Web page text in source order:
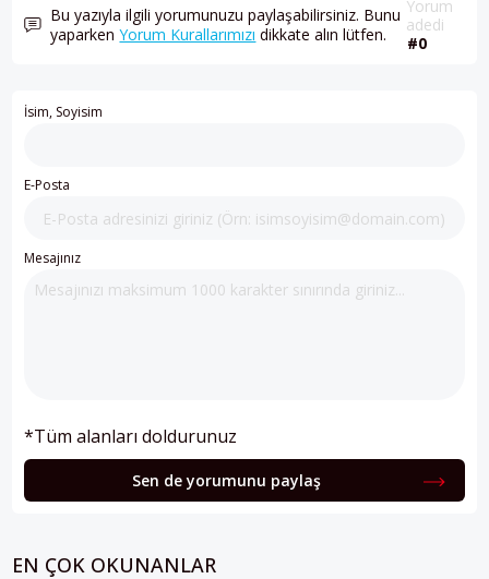
Bu yazıyla ilgili yorumunuzu paylaşabilirsiniz. Bunu
yaparkenYorum Kurallarımızı dikkate alın lütfen.
Yorum
adedi
#0
İsim, Soyisim
E-Posta
Mesajınız
*Tüm alanları doldurunuz
Sen de yorumunu paylaş
EN ÇOK OKUNANLAR